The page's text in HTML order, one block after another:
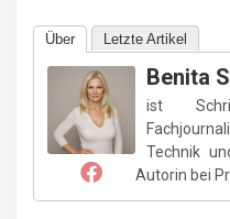
Über Letzte Artikel
Benita
ist
Technik
Autorin bei